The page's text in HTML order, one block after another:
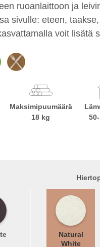
ruoanlaittoon ja
sivulle: eteen,
voit lisätä
Maksimipuumäärä
18 kg
Natural
White